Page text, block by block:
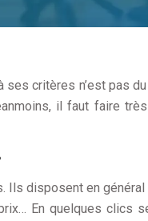
critères n’est pas
il faut faire
disposent en général
En quelques clics